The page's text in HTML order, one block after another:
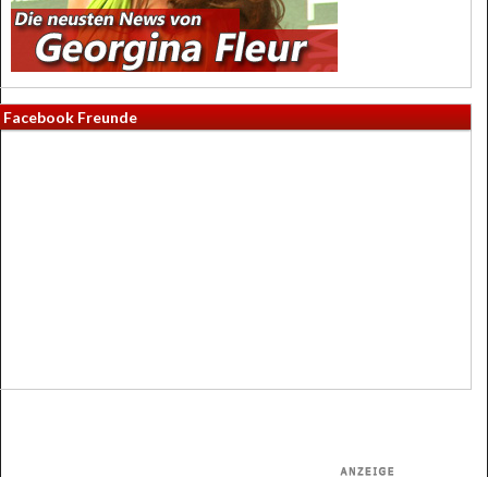
Facebook Freunde